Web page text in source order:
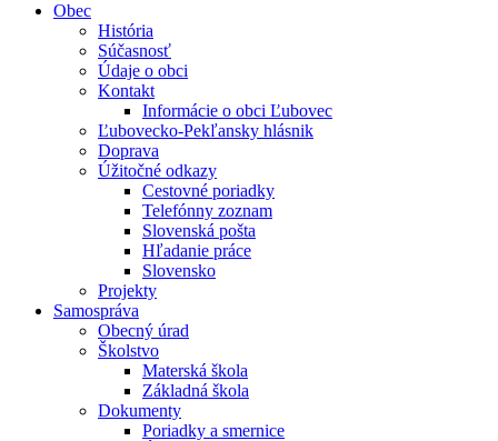
Obec
História
Súčasnosť
Údaje o obci
Kontakt
Informácie o obci Ľubovec
Ľubovecko-Pekľansky hlásnik
Doprava
Úžitočné odkazy
Cestovné poriadky
Telefónny zoznam
Slovenská pošta
Hľadanie práce
Slovensko
Projekty
Samospráva
Obecný úrad
Školstvo
Materská škola
Základná škola
Dokumenty
Poriadky a smernice